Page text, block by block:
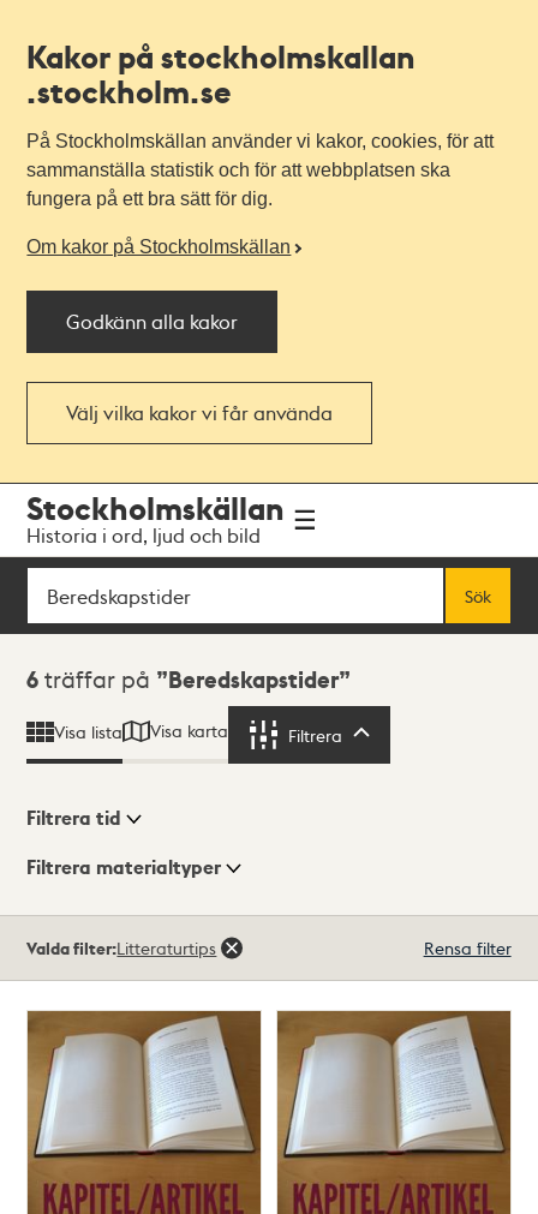
Kakor på stockholmskallan
.stockholm.se
På Stockholmskällan använder vi kakor, cookies, för att
sammanställa statistik och för att webbplatsen ska
fungera på ett bra sätt för dig.
Om kakor på Stockholmskällan
Godkänn alla kakor
Välj vilka kakor vi får använda
navigationen
huvudinnehållet
Stockholmskällan
Historia i ord, ljud och bild
Sök
Sök
Sökresultat
6 träffar på Beredskapstider
Visa lista Visa karta Filtrera
Visningsläge
Filtrera tid
Filtrera materialtyper
träffar
Valda filter:Litteraturtips Rensa filter